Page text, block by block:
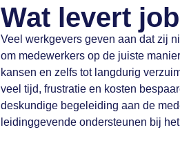
Wat levert
Veel werkgevers geven aan dat zij
om medewerkers op de juiste
kansen en zelfs tot langdurig
veel tijd, frustratie en kosten
deskundige begeleiding aan de
leidinggevende ondersteunen bij